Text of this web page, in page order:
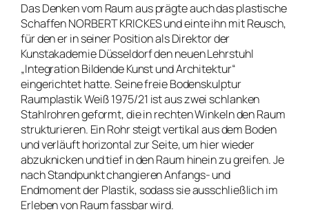
Das Denken vom Raum aus prägte auch das plastische
Schaffen NORBERT KRICKES und einte ihn mit Reusch,
für den er in seiner Position als Direktor der
Kunstakademie Düsseldorf den neuen Lehrstuhl
„Integration Bildende Kunst und Architektur“
eingerichtet hatte. Seine freie Bodenskulptur
Raumplastik Weiß 1975/21 ist aus zwei schlanken
Stahlrohren geformt, die in rechten Winkeln den Raum
strukturieren. Ein Rohr steigt vertikal aus dem Boden
und verläuft horizontal zur Seite, um hier wieder
abzuknicken und tief in den Raum hinein zu greifen. Je
nach Standpunkt changieren Anfangs- und
Endmoment der Plastik, sodass sie ausschließlich im
Erleben von Raum fassbar wird.